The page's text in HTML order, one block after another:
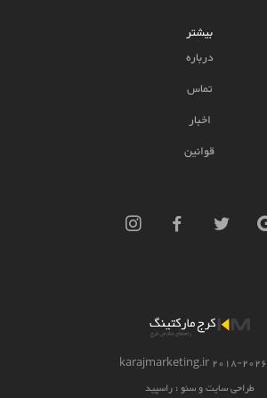
بیشتر
درباره
تماس
اخبار
قوانین
2026 karajmarketing.ir
طراحی سایت و سئو :راسپید